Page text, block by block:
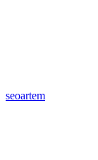
seoartem